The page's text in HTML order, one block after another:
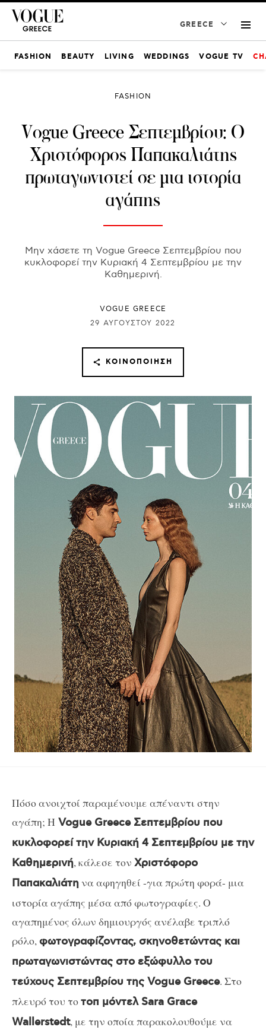
GREECE
FASHION BEAUTY LIVING WEDDINGS VOGUE TV
FASHION
Vogue Greece Σεπτεμβρίου: Ο
Χριστόφορος Παπακαλιάτης
πρωταγωνιστεί σε μια ιστορία
αγάπης
Μην χάσετε τη Vogue Greece Σεπτεμβρίου που
κυκλοφορεί την Κυριακή 4 Σεπτεμβρίου με την
Καθημερινή.
VOGUE GREECE
29 ΑΥΓΟΎΣΤΟΥ 2022
ΚΟΙΝΟΠΟΊΗΣΗ
Πόσο ανοιχτοί παραμένουμε απέναντι στην
αγάπη; Η Vogue Greece Σεπτεμβρίου που
κυκλοφορεί την Κυριακή 4 Σεπτεμβρίου με την
Καθημερινή, κάλεσε τον Χριστόφορο
Παπακαλιάτηνα αφηγηθεί -για πρώτη φορά- μια
ιστορία αγάπης μέσα από φωτογραφίες. Ο
αγαπημένος όλων δημιουργός ανέλαβε τριπλό
ρόλο, φωτογραφίζοντας, σκηνοθετώντας και
πρωταγωνιστώντας στο εξώφυλλο του
τεύχους Σεπτεμβρίου της Vogue Greece. Στο
πλευρό του τοτοπ μόντελ Sara Grace
Wallerstedt, με την οποία παρακολουθούμε να